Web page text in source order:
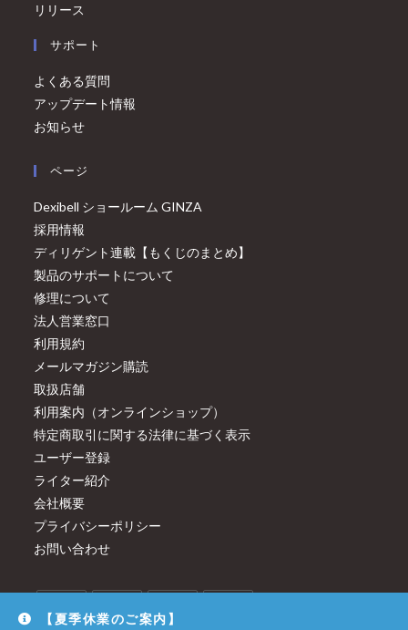
リリース
サポート
よくある質問
アップデート情報
お知らせ
ページ
Dexibell ショールーム GINZA
採用情報
ディリゲント連載【もくじのまとめ】
製品のサポートについて
修理について
法人営業窓口
利用規約
メールマガジン購読
取扱店舗
利用案内（オンラインショップ）
特定商取引に関する法律に基づく表示
ユーザー登録
ライター紹介
会社概要
プライバシーポリシー
お問い合わせ
【夏季休業のご案内】